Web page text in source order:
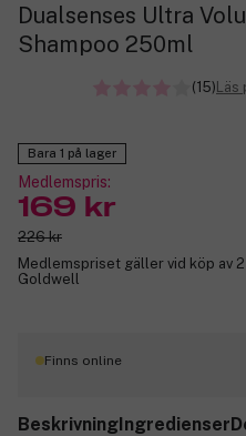
Dualsenses Ultra
Shampoo 250ml
(15)Läs
Bara 1 på lager
Medlemspris:
169 kr
226 kr
Medlemspriset gäller vid köp av
Goldwell
Finns online
BeskrivningIngredienser